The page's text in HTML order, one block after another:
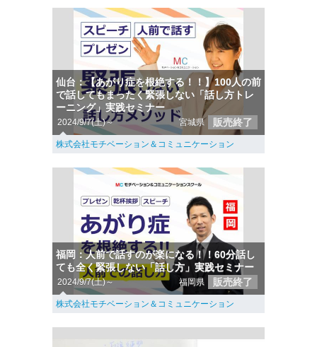
仙台：【あがり症を根絶する！！】100人の前
で話してもまったく緊張しない「話し方トレ
ーニング」実践セミナー
2024/9/7(土)～ 宮城県 販売終了
株式会社モチベーション＆コミュニケーション
福岡：人前で話すのが楽になる！！60分話し
ても全く緊張しない「話し方」実践セミナー
2024/9/7(土)～ 福岡県 販売終了
株式会社モチベーション＆コミュニケーション